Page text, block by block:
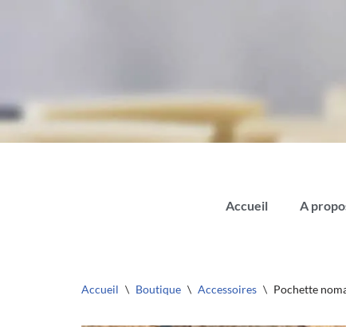
Accueil A
Accueil \ Boutique \ Accessoires \ Pochette